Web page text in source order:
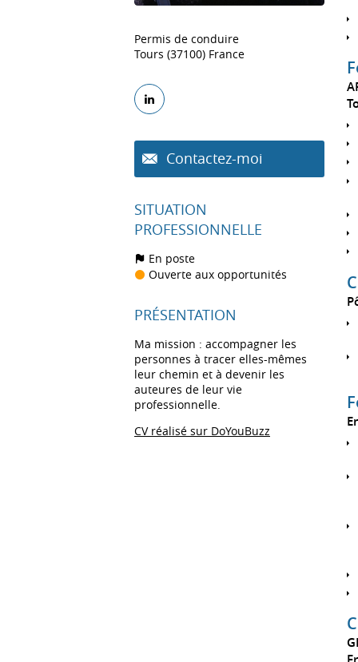
Permis de conduire
Tours (37100) France
Contactez-moi
SITUATION
PROFESSIONNELLE
En poste
Ouverte aux opportunités
PRÉSENTATION
Ma mission : accompagner les
personnes à tracer elles-mêmes
leur chemin et à devenir les
auteures de leur vie
professionnelle.
CV réalisé sur DoYouBuzz